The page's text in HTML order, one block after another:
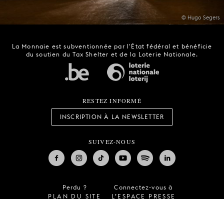
© Hugo Segers
La Monnaie est subventionnée par l'État fédéral et bénéficie
du soutien du Tax Shelter et de la Loterie Nationale.
RESTEZ INFORMÉ
INSCRIPTION À LA NEWSLETTER
SUIVEZ-NOUS
Perdu ?
PLAN DU SITE
Connectez-vous à
L’ESPACE PRESSE